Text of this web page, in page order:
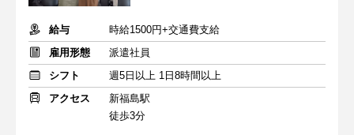
給与
時給1500円+交通費支給
雇用形態
派遣社員
シフト
週5日以上 1日8時間以上
アクセス
新福島駅
徒歩3分